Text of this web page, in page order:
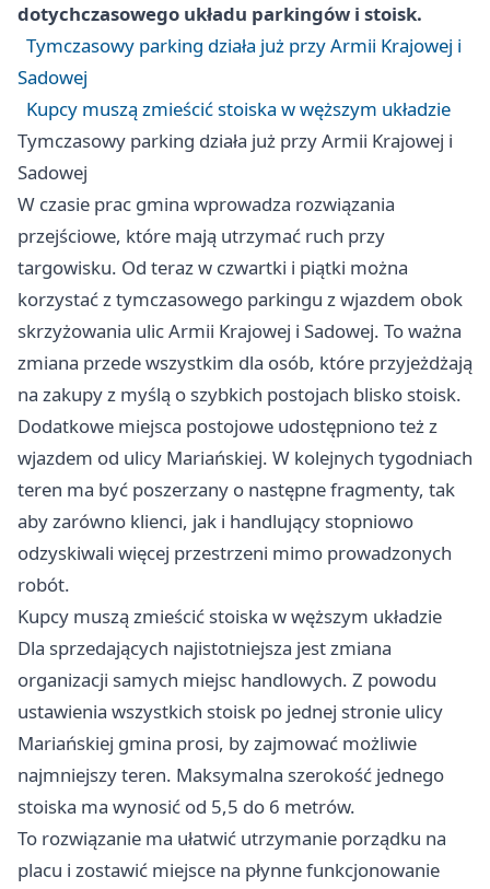
dotychczasowego układu parkingów i stoisk.
Tymczasowy parking działa już przy Armii Krajowej i
Sadowej
Kupcy muszą zmieścić stoiska w węższym układzie
Tymczasowy parking działa już przy Armii Krajowej i
Sadowej
W czasie prac gmina wprowadza rozwiązania
przejściowe, które mają utrzymać ruch przy
targowisku. Od teraz w czwartki i piątki można
korzystać z tymczasowego parkingu z wjazdem obok
skrzyżowania ulic Armii Krajowej i Sadowej. To ważna
zmiana przede wszystkim dla osób, które przyjeżdżają
na zakupy z myślą o szybkich postojach blisko stoisk.
Dodatkowe miejsca postojowe udostępniono też z
wjazdem od ulicy Mariańskiej. W kolejnych tygodniach
teren ma być poszerzany o następne fragmenty, tak
aby zarówno klienci, jak i handlujący stopniowo
odzyskiwali więcej przestrzeni mimo prowadzonych
robót.
Kupcy muszą zmieścić stoiska w węższym układzie
Dla sprzedających najistotniejsza jest zmiana
organizacji samych miejsc handlowych. Z powodu
ustawienia wszystkich stoisk po jednej stronie ulicy
Mariańskiej gmina prosi, by zajmować możliwie
najmniejszy teren. Maksymalna szerokość jednego
stoiska ma wynosić od 5,5 do 6 metrów.
To rozwiązanie ma ułatwić utrzymanie porządku na
placu i zostawić miejsce na płynne funkcjonowanie